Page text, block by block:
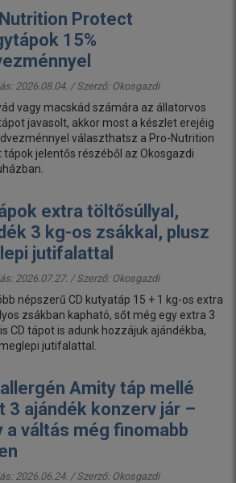
Protect
15%
2026.08.04. / Szerző: Okosgazdi
vagy macskád számára az állatorvos
javasolt, akkor most a készlet erejéig
választhatsz a Pro-Nutrition
tápok jelentős részéből az Okosgazdi
extra töltősúllyal,
3 kg-os zsákkal, plusz
jutifalattal
2026.07.27. / Szerző: Okosgazdi
népszerű CD kutyatáp 15 + 1 kg-os extra
zsákban kapható, sőt még egy extra 3
CD tápot is adunk hozzájuk ajándékba,
jutifalattal.
Amity táp mellé
3 ajándék konzerv jár –
a váltás még finomabb
2026.06.24. / Szerző: Okosgazdi